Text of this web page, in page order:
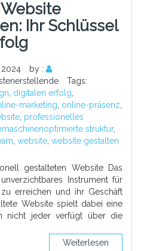
Ihr Schlüssel
by :
Tags:
digitalen erfolg
marketing online-präsenz
professionelles
struktur,
website website gestalten
gestalteten Website Das
Instrument für
erreichen und ihr Geschäft
Website spielt dabei eine
nicht jeder verfügt über die
Weiterlesen